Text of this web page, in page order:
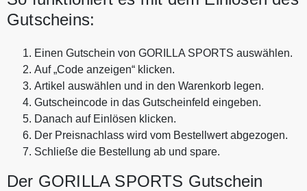
Gutscheins:
Einen Gutschein von GORILLA SPORTS auswählen.
Auf „Code anzeigen“ klicken.
Artikel auswählen und in den Warenkorb legen.
Gutscheincode in das Gutscheinfeld eingeben.
Danach auf Einlösen klicken.
Der Preisnachlass wird vom Bestellwert abgezogen.
Schließe die Bestellung ab und spare.
Der GORILLA SPORTS Gutschein